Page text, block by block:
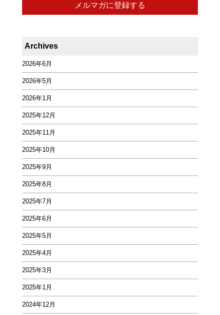
Archives
2026年6月
2026年5月
2026年1月
2025年12月
2025年11月
2025年10月
2025年9月
2025年8月
2025年7月
2025年6月
2025年5月
2025年4月
2025年3月
2025年1月
2024年12月